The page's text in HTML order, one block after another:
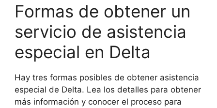
Formas de obtener un
servicio de asistencia
especial en Delta
Hay tres formas posibles de obtener asistencia
especial de Delta. Lea los detalles para obtener
más información y conocer el proceso para